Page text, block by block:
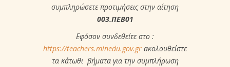
συμπληρώσετε προτιμήσεις στην αίτηση
003.ΠΕΒ01
Εφόσον συνδεθείτε στο :
https://teachers.minedu.gov.gr ακολουθείστε
τα κάτωθι βήματα για την συμπλήρωση